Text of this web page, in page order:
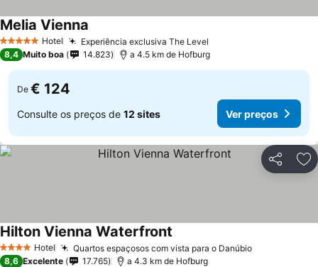
5 Estrelas Hotel Experiência exclusiva The Level
Melia Vienna
8,4 Muito boa 14.823 a 4.5 km de Hofburg
De € 124
Consulte os preços de 12 sites Ver preços
Partilhar
4 EstrelasHotel Quartos espaçosos com vista para o Danúbio
Hilton Vienna Waterfront
8,6 Excelente 17.765 a 4.3 km de Hofburg